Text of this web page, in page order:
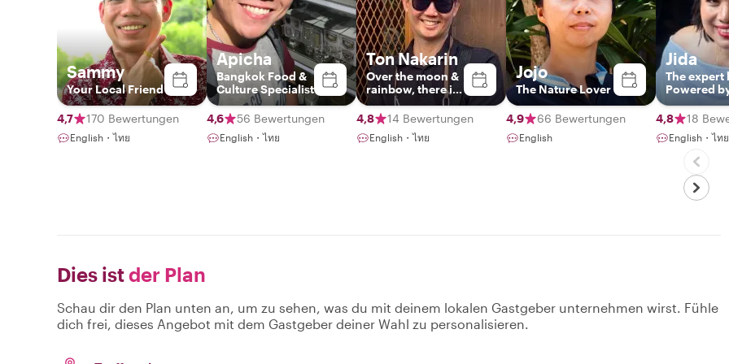
Sammy
Your Local Friend
4,7 170 Bewertungen
English・ไทย
Apicha
Bangkok Food &
Culture Specialist
4,6 56 Bewertungen
English・ไทย
Ton Nakarin
Over the moon &
rainbow, there is
BANGKOK. I meet
you there.
4,8 14 Bewertungen
English・ไทย
Jojo
The Nature Lover
4,9 66 Bewertungen
English
Jida
The expert
Powered
vibe
4,8
18
English・ไทย
Dies istder Plan
Schau dir den Plan unten an, um zu sehen, was du mit deinem lokalen Gastgeber unternehmen wirst. Fühle
dich frei, dieses Angebot mit dem Gastgeber deiner Wahl zu personalisieren.